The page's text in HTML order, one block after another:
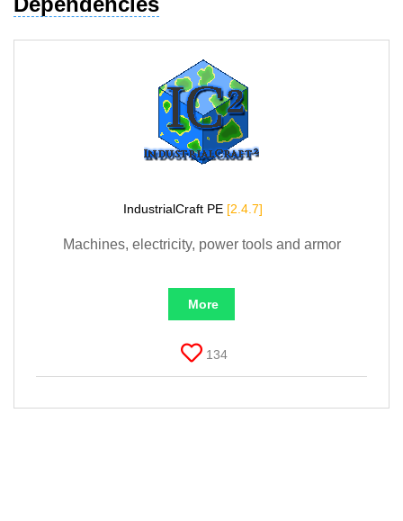
IndustrialCraft PE [2.4.7]
Machines, electricity, power tools and armor
More
134